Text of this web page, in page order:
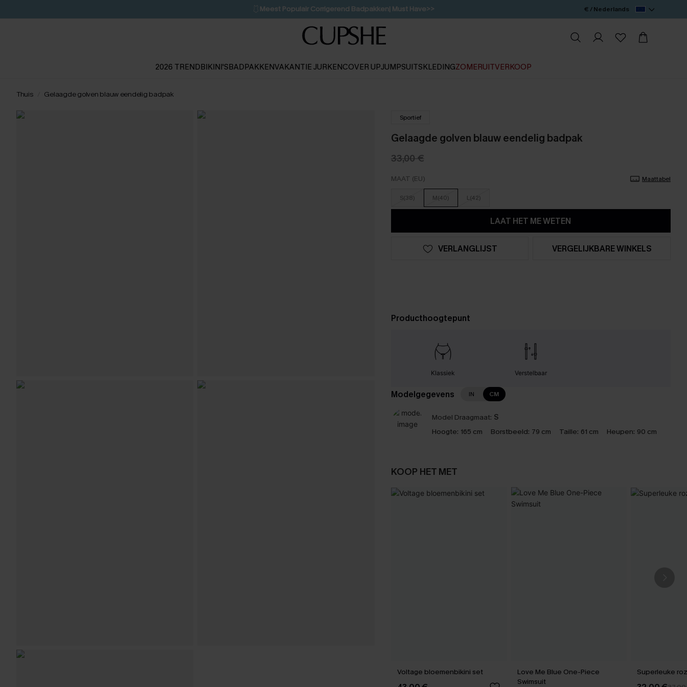
🩱 Meest Populair Corrigerend Badpakken| Must Have>>
💌Abonneer je & ontvang tot 15% korting>>
Koop 3, krijg 15% korting | CODE: SW15
€ / Nederlands
2026 TRENDBIKINI'SBADPAKKENVAKANTIE JURKENCOVER UPJUMPSUITSKLEDINGZOMERUITVERKOOP
Thuis Gelaagde golven blauw eendelig badpak
Sportief
Gelaagde golven blauw eendelig badpak
33,00 €
MAAT (EU) Maattabel
S(38) M(40) L(42)
LAAT HET ME WETEN
VERLANGLIJST VERGELIJKBARE WINKELS
Producthoogtepunt
Klassiek Verstelbaar
Modelgegevens IN CM
Model Draagmaat: S
Hoogte: 165 cm Borstbeeld: 79 cm Taille: 61 cm Heupen: 90 cm
KOOP HET MET
Voltage bloemenbikini set
Love Me Blue One-Piece
Swimsuit
Superleuke